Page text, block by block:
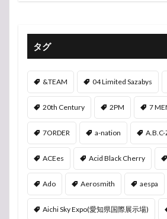
タグ
&TEAM 04 Limited Sazabys
20th Century 2PM 7
7ORDER a-nation A.B.C-
ACEes Acid Black Cherry
Ado Aerosmith aespa
Aichi Sky Expo(愛知県国際展示場)